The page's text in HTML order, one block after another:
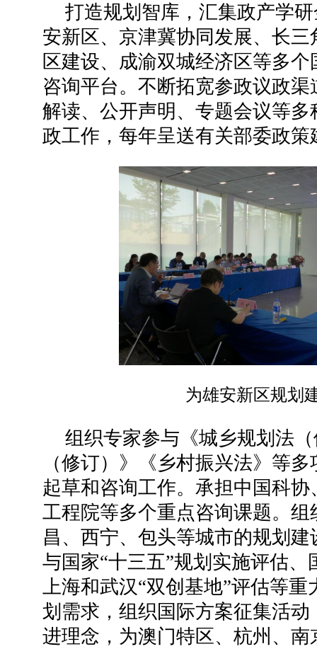
打造规划智库，汇集政产学
安新区、京津冀协同发展、长
区建设、成渝双城经济区等多
咨询平台。不断拓宽参政议政
解读、公开声明、专题会议等
政工作，每年呈送有关部委政策
为雄安新区规划
组织专家参与《城乡规划法
（修订）》《乡村振兴法》等
起草和咨询工作。承担中国科
工程院等多个重点咨询课题。
昌、西宁、包头等城市的规划
与国家“十三五”规划实施评估
上海和武汉“双创基地”评估等
划需求，组织国际方案征集活
进理念，为澳门特区、杭州、